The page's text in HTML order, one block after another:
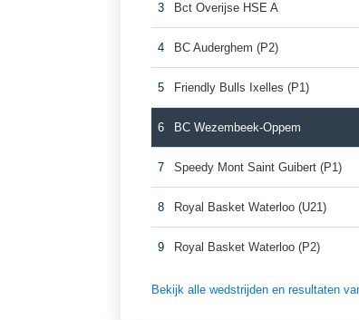
3 Bct Overijse HSE A
4 BC Auderghem (P2)
5 Friendly Bulls Ixelles (P1)
6 BC Wezembeek-Oppem
7 Speedy Mont Saint Guibert (P1)
8 Royal Basket Waterloo (U21)
9 Royal Basket Waterloo (P2)
Bekijk alle wedstrijden en resultaten